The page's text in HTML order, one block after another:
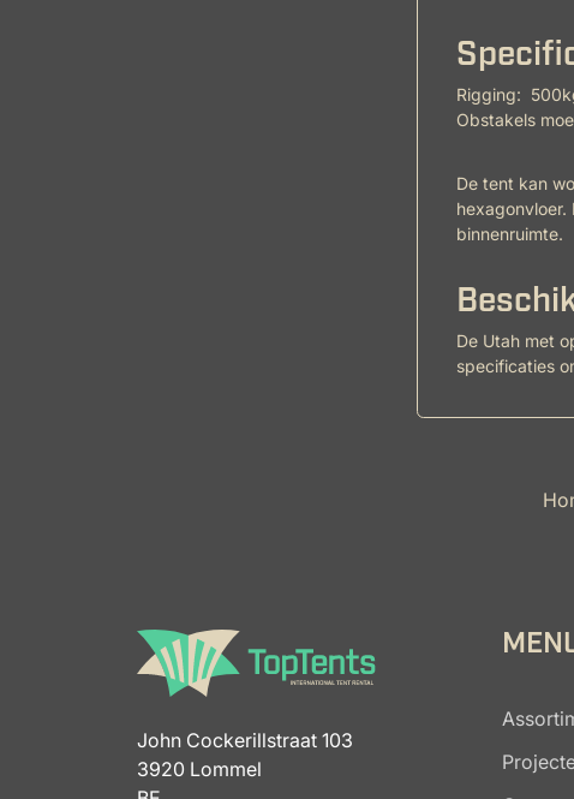
Rigging:
Obstakels
De tent kan
binnenruimte.
De Utah met
specificaties
John Cockerillstraat 103
3920 Lommel